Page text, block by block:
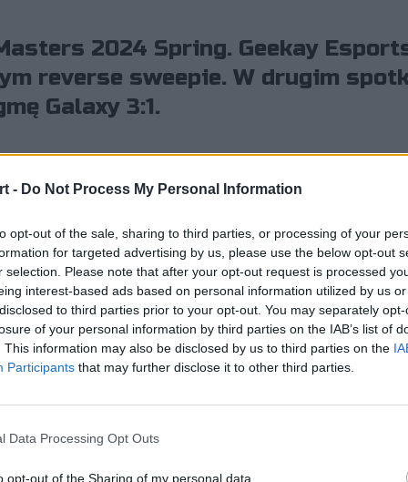
- Do Not Process My Personal Information
opt-out of the sale, sharing to third parties, or processing of your
for targeted advertising by us, please use the below opt-out
selection. Please note that after your opt-out request is processed
interest-based ads based on personal information utilized by us
to third parties prior to your opt-out. You may separately
of your personal information by third parties on the IAB’s list of
This information may also be disclosed by us to third parties on the
Participants that may further disclose it to other third parties.
Data Processing Opt Outs
opt-out of the Sharing of my personal data.
2024 Spring. Geekay
reverse sweepie. W drugim
Galaxy 3:1.
Spandau
2024 Spring Eintracht Spandau kontra Nigma Galaxy
problemu prowadziła, natomiast jej przeciwnicy
League byli grający Aatroxem Mohamed "Boda"
po wygraną. To jednak był koniec dobrych
lepszą kontrolę od startu gier do ich końca. Kapitalnie
wykręcił statystyki 27/1/16, a Spandau awansowało
sweepie
odsłony serii z Geekay Esports. Te gry wyglądały tak